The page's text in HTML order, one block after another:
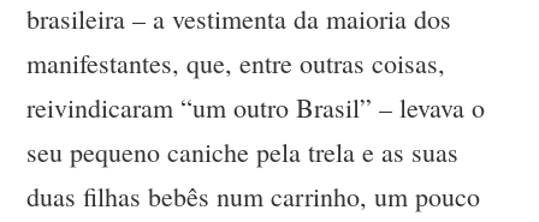
brasileira – a vestimenta da maioria dos
manifestantes, que, entre outras coisas,
reivindicaram “um outro Brasil” – levava o
seu pequeno caniche pela trela e as suas
duas filhas bebês num carrinho, um pouco